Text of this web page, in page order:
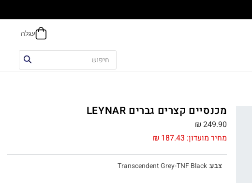
מכנסיים קצרים גברים LEYNAR
מחיר מועדון: ₪ 187.43
₪ 249.90
צבע:
Transcendent Grey-TNF Black